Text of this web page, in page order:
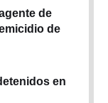
de
de
en